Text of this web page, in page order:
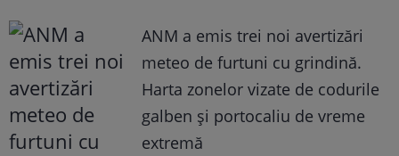
ANM a emis trei noi avertizări
meteo de furtuni cu grindină.
Harta zonelor vizate de codurile
galben și portocaliu de vreme
extremă